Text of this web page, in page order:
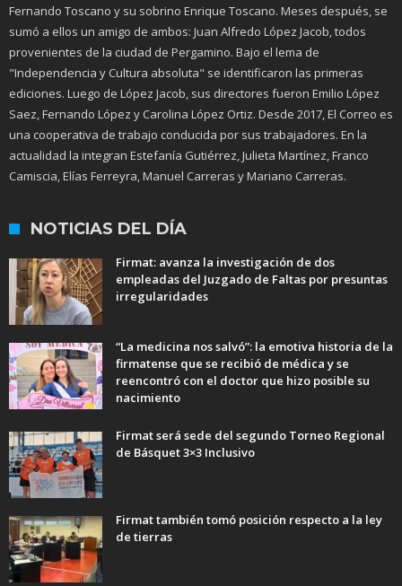
Fernando Toscano y su sobrino Enrique Toscano. Meses después, se
sumó a ellos un amigo de ambos: Juan Alfredo López Jacob, todos
provenientes de la ciudad de Pergamino. Bajo el lema de
"Independencia y Cultura absoluta" se identificaron las primeras
ediciones. Luego de López Jacob, sus directores fueron Emilio López
Saez, Fernando López y Carolina López Ortiz. Desde 2017, El Correo es
una cooperativa de trabajo conducida por sus trabajadores. En la
actualidad la integran Estefanía Gutiérrez, Julieta Martínez, Franco
Camiscia, Elías Ferreyra, Manuel Carreras y Mariano Carreras.
NOTICIAS DEL DÍA
Firmat: avanza la investigación de dos
empleadas del Juzgado de Faltas por presuntas
irregularidades
“La medicina nos salvó”: la emotiva historia de la
firmatense que se recibió de médica y se
reencontró con el doctor que hizo posible su
nacimiento
Firmat será sede del segundo Torneo Regional
de Básquet 3×3 Inclusivo
Firmat también tomó posición respecto a la ley
de tierras